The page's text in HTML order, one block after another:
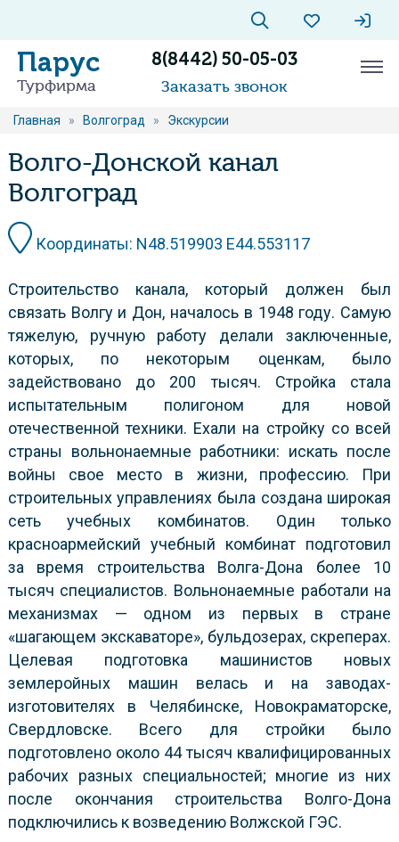
Парус
Турфирма
8(8442) 50-05-03
Заказать звонок
Главная » Волгоград » Экскурсии
Волго-Донской канал
Волгоград
Координаты: N48.519903 E44.553117
Строительство канала, который должен был
связать Волгу и Дон, началось в 1948 году. Самую
тяжелую, ручную работу делали заключенные,
которых, по некоторым оценкам, было
задействовано до 200 тысяч. Стройка стала
испытательным полигоном для новой
отечественной техники. Ехали на стройку со всей
страны вольнонаемные работники: искать после
войны свое место в жизни, профессию. При
строительных управлениях была создана широкая
сеть учебных комбинатов. Один только
красноармейский учебный комбинат подготовил
за время строительства Волга-Дона более 10
тысяч специалистов. Вольнонаемные работали на
механизмах — одном из первых в стране
«шагающем экскаваторе», бульдозерах‚ скреперах.
Целевая подготовка машинистов новых
землеройных машин велась и на заводах-
изготовителях в Челябинске, Новокраматорске,
Свердловске. Всего для стройки было
подготовлено около 44 тысяч квалифицированных
рабочих разных специальностей; многие из них
после окончания строительства Волго-Дона
подключились к возведению Волжской ГЭС.